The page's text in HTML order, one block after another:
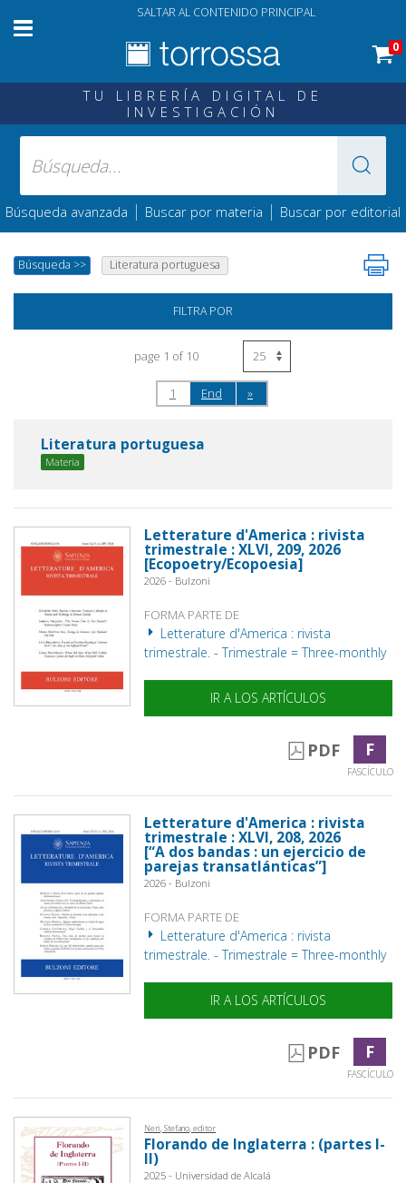
SALTAR AL CONTENIDO PRINCIPAL
0
TU LIBRERÍA DIGITAL DE
INVESTIGACIÓN
Búsqueda avanzada | Buscar por materia | Buscar por editorial
Búsqueda >> Literatura portuguesa
FILTRA POR
page 1 of 10
1 End »
Literatura portuguesa
Materia
Letterature d'America : rivista
trimestrale : XLVI, 209, 2026
[Ecopoetry/Ecopoesia]
2026 - Bulzoni
FORMA PARTE DE
Letterature d'America : rivista
trimestrale. - Trimestrale = Three-monthly
IR A LOS ARTÍCULOS
PDF F
FASCÍCULO
Letterature d'America : rivista
trimestrale : XLVI, 208, 2026
[“A dos bandas : un ejercicio de
parejas transatlánticas”]
2026 - Bulzoni
FORMA PARTE DE
Letterature d'America : rivista
trimestrale. - Trimestrale = Three-monthly
IR A LOS ARTÍCULOS
PDF F
FASCÍCULO
Neri, Stefano, editor
Florando de Inglaterra : (partes I-
II)
2025 - Universidad de Alcalá